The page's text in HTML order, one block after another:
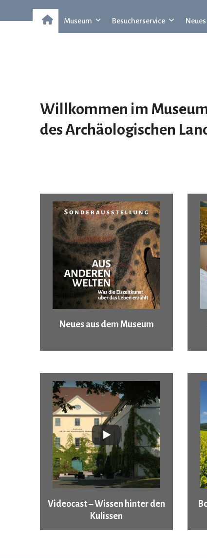
Museum Besucherservice Neues
Willkommen im
desArchäologischen L
Neues aus dem Museum
Videocast – Wissen hinter den
Kulissen